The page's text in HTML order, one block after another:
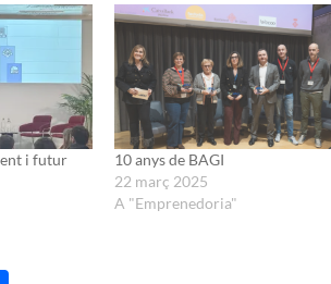
i futur
10 anys de BAGI
22 març 2025
A "Emprenedoria"